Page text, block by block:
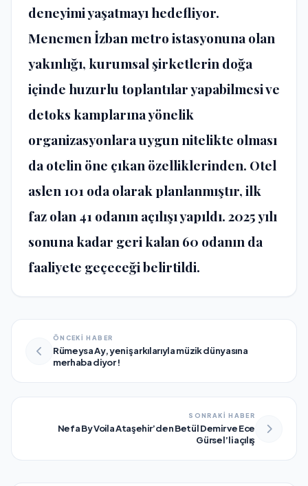
deneyimi yaşatmayı hedefliyor.
Menemen İzban metro istasyonuna olan
yakınlığı, kurumsal şirketlerin doğa
içinde huzurlu toplantılar yapabilmesi ve
detoks kamplarına yönelik
organizasyonlara uygun nitelikte olması
da otelin öne çıkan özelliklerinden. Otel
aslen 101 oda olarak planlanmıştır, ilk
faz olan 41 odanın açılışı yapıldı. 2025 yılı
sonuna kadar geri kalan 60 odanın da
faaliyete geçeceği belirtildi.
ÖNCEKİ HABER
Rümeysa Ay, yeni şarkılarıyla müzik dünyasına
merhaba diyor !
SONRAKİ HABER
Nefa By Voila Ataşehir’den Betül Demir ve Ece
Gürsel’li açılış